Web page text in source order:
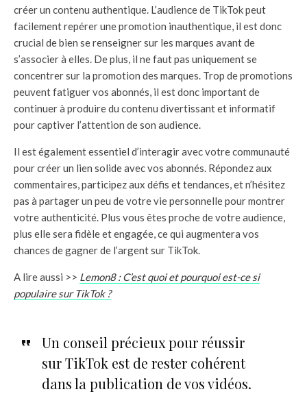
créer un contenu authentique. L’audience de TikTok peut
facilement repérer une promotion inauthentique, il est donc
crucial de bien se renseigner sur les marques avant de
s’associer à elles. De plus, il ne faut pas uniquement se
concentrer sur la promotion des marques. Trop de promotions
peuvent fatiguer vos abonnés, il est donc important de
continuer à produire du contenu divertissant et informatif
pour captiver l’attention de son audience.
Il est également essentiel d’interagir avec votre communauté
pour créer un lien solide avec vos abonnés. Répondez aux
commentaires, participez aux défis et tendances, et n’hésitez
pas à partager un peu de votre vie personnelle pour montrer
votre authenticité. Plus vous êtes proche de votre audience,
plus elle sera fidèle et engagée, ce qui augmentera vos
chances de gagner de l’argent sur TikTok.
A lire aussi >> Lemon8 : C’est quoi et pourquoi est-ce si
populaire sur TikTok ?
Un conseil précieux pour réussir
sur TikTok est de rester cohérent
dans la publication de vos vidéos.